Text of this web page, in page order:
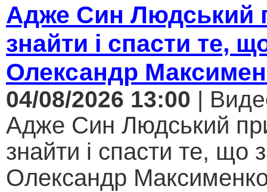
Адже Син Людський
знайти і спасти те,
Олександр
04/08/2026 13:00 |
Адже Син Людський
знайти і спасти те, що
Олександр